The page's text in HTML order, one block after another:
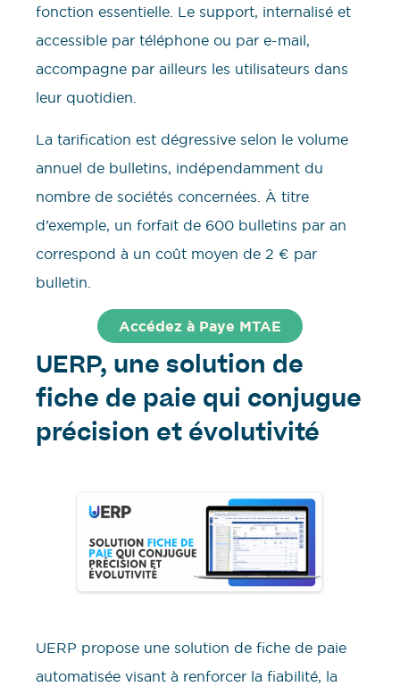
fonction essentielle. Le support, internalisé et
accessible par téléphone ou par e-mail,
accompagne par ailleurs les utilisateurs dans
leur quotidien.
La tarification est dégressive selon le volume
annuel de bulletins, indépendamment du
nombre de sociétés concernées. À titre
d’exemple, un forfait de 600 bulletins par an
correspond à un coût moyen de 2 € par
bulletin.
Accédez à Paye MTAE
UERP, une solution de
fiche de paie qui conjugue
précision et évolutivité
UERP propose une solution de fiche de paie
automatisée visant à renforcer la fiabilité, la